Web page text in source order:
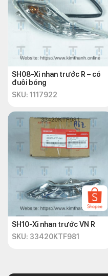
SH08-Xi nhan trước R – có
đuôi bóng
SKU: 1117922
SH10-Xi nhan trước VN R
SKU: 33420KTF981